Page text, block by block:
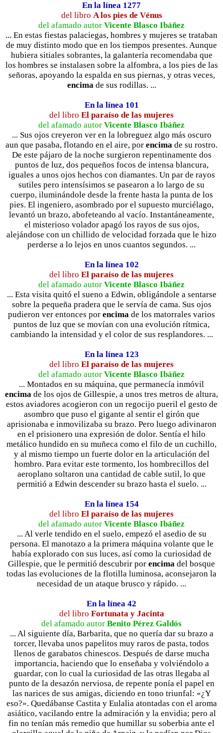
En la línea 1277
del libro A los pies de Vénus
del afamado autor Vicente Blasco Ibáñez
... En estas fiestas palaciegas, hombres y mujeres se trataban
de muy distinto modo que en los tiempos presentes. Aunque
hubiera sitiales sobrantes, la galantería recomendaba que
los hombres se instalasen sobre la alfombra, a los pies de las
señoras, apoyando la espalda en sus piernas, y otras veces,
encimade sus rodillas. ...
En la línea 101
del libro El paraíso de las mujeres
del afamado autor Vicente Blasco Ibáñez
... Sus ojos creyeron ver en la lobreguez algo más oscuro
aun que pasaba, flotando en el aire, por encima de su rostro.
De este pájaro de la noche surgieron repentinamente dos
puntos de luz, dos pequeños focos de intensa blancura,
iguales a unos ojos hechos con diamantes. Un par de rayos
sutiles pero intensísimos se pasearon a lo largo de su
cuerpo, iluminándole desde la frente hasta la punta de los
pies. El ingeniero, asombrado por el supuesto murciélago,
levantó un brazo, abofeteando al vacío. Instantáneamente,
el misterioso volador apagó los rayos de sus ojos,
alejándose con un chillido de velocidad forzada que le hizo
perderse a lo lejos en unos cuantos segundos. ...
En la línea 102
del libro El paraíso de las mujeres
del afamado autor Vicente Blasco Ibáñez
... Esta visita quitó el sueno a Edwin, obligándole a sentarse
sobre la pequeña pradera que le servía de cama. Sus ojos
pudieron ver entonces por encima de los matorrales varios
puntos de luz que se movían con una evolución rítmica,
cambiando la intensidad y el color de sus resplandores. ...
En la línea 123
del libro El paraíso de las mujeres
del afamado autor Vicente Blasco Ibáñez
... Montados en su máquina, que permanecía inmóvil
encima de los ojos de Gillespie, a unos tres metros de altura,
estos aviadores acogieron con un regocijo pueril el gesto de
asombro que puso el gigante al sentir el girón que
aprisionaba e inmovilizaba su brazo. Pero luego adivinaron
en el prisionero una expresión de dolor. Sentía el hilo
metálico hundido en su muñeca como el filo de un cuchillo,
y al mismo tiempo un fuerte dolor en la articulación del
hombro. Para evitar este tormento, los hombrecillos del
aeroplano soltaron una cantidad de cable sutil, lo que
permitió a Edwin descender su brazo hasta el suelo. ...
En la línea 154
del libro El paraíso de las mujeres
del afamado autor Vicente Blasco Ibáñez
... Al verle tendido en el suelo, empezó el asedio de su
persona. El manotazo a la primera máquina volante que le
había explorado con sus luces, así como la curiosidad de
Gillespie, que le permitió descubrir por encima del bosque
todas las evoluciones de la flotilla luminosa, aconsejaron la
necesidad de un ataque brusco y rápido. ...
En la línea 42
del libro Fortunata y Jacinta
del afamado autor Benito Pérez Galdós
... Al siguiente día, Barbarita, que no quería dar su brazo a
torcer, llevaba unos papelitos muy raros de pasta, todos
llenos de garabatos chinescos. Después de darse mucha
importancia, haciendo que lo enseñaba y volviéndolo a
guardar, con lo cual la curiosidad de las otras llegaba al
punto de la desazón nerviosa, de repente ponía el papel en
las narices de sus amigas, diciendo en tono triunfal: «¿Y
eso?». Quedábanse Castita y Eulalia atontadas con el aroma
asiático, vacilando entre la admiración y la envidia; pero al
fin no tenían más remedio que humillar su soberbia ante el